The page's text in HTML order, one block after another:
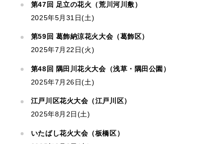
第47回 足立の花火（荒川河川敷）
2025年5月31日(土)
第59回 葛飾納涼花火大会（葛飾区）
2025年7月22日(火)
第48回 隅田川花火大会（浅草・隅田公園）
2025年7月26日(土)
江戸川区花火大会（江戸川区）
2025年8月2日(土)
いたばし花火大会（板橋区）